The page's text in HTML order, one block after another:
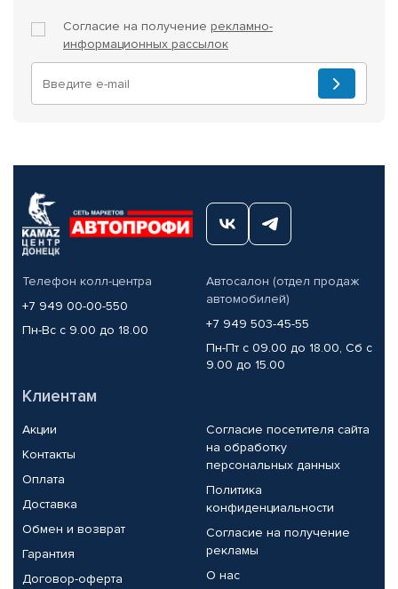
Согласие на получение рекламно-
информационных рассылок
Телефон колл-центра
+7 949 00-00-550
Пн-Вс с 9.00 до 18.00
Автосалон (отдел продаж
автомобилей)
+7 949 503-45-55
Пн-Пт с 09.00 до 18.00, Сб с
9.00 до 15.00
Клиентам
Акции
Контакты
Оплата
Доставка
Обмен и возврат
Гарантия
Договор-оферта
Согласие посетителя сайта
на обработку
персональных данных
Политика
конфиденциальности
Согласие на получение
рекламы
О нас